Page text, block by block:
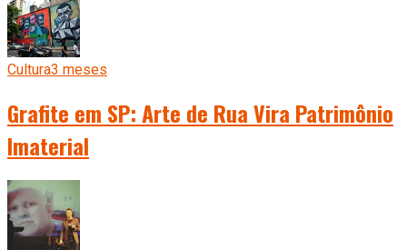
Cultura3 meses
Grafite em SP: Arte de Rua Vira Patrimônio
Imaterial